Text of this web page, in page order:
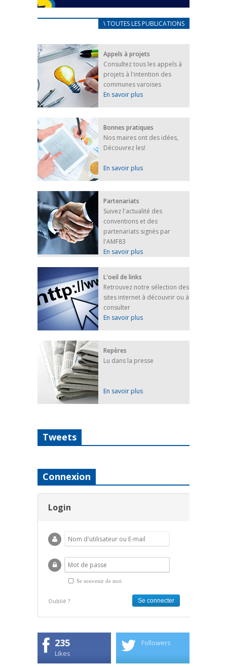
CARNET D’ACCUEIL
25 avril 2022
Afin d’accompagner au mieux les réfugiés
ukrainiens arrivés en France,...
FEUILLETER
\ TOUTES LES PUBLICATIONS
Appels à projets
Consultez tous les appels à
projets à l'intention des
communes varoises
En savoir plus
Bonnes pratiques
Nos maires ont des idées,
Découvrez les!
En savoir plus
Partenariats
Suivez l'actualité des
conventions et des
partenariats signés par
l'AMF83
En savoir plus
L'oeil de links
Retrouvez notre sélection des
sites internet à découvrir ou à
consulter
En savoir plus
Repères
Lu dans la presse
En savoir plus
Tweets
Connexion
Login
Se souvenir de moi
Oublié ?
235
Likes
Followers